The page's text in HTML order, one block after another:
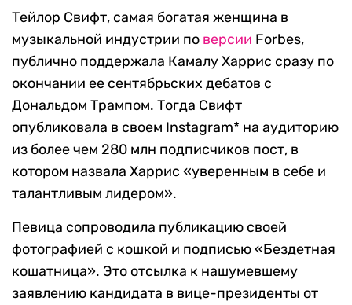
Тейлор Свифт, самая богатая женщина в
музыкальной индустрии по версии Forbes,
публично поддержала Камалу Харрис сразу по
окончании ее сентябрьских дебатов с
Дональдом Трампом. Тогда Свифт
опубликовала в своем Instagram* на аудиторию
из более чем 280 млн подписчиков пост, в
котором назвала Харрис «уверенным в себе и
талантливым лидером».
Певица сопроводила публикацию своей
фотографией с кошкой и подписью «Бездетная
кошатница». Это отсылка к нашумевшему
заявлению кандидата в вице-президенты от